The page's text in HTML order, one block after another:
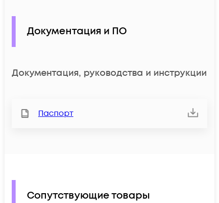
Документация и ПО
Документация, руководства и инструкции
Паспорт
Сопутствующие товары